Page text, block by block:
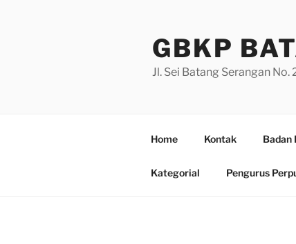
GBKP
Jl. Sei Batang Serangan
Home Kontak Badan
Kategorial Pengurus